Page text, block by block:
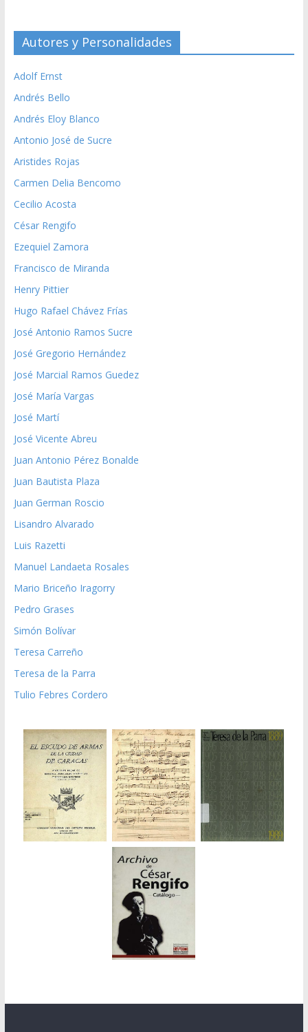
Autores y Personalidades
Adolf Ernst
Andrés Bello
Andrés Eloy Blanco
Antonio José de Sucre
Aristides Rojas
Carmen Delia Bencomo
Cecilio Acosta
César Rengifo
Ezequiel Zamora
Francisco de Miranda
Henry Pittier
Hugo Rafael Chávez Frías
José Antonio Ramos Sucre
José Gregorio Hernández
José Marcial Ramos Guedez
José María Vargas
José Martí
José Vicente Abreu
Juan Antonio Pérez Bonalde
Juan Bautista Plaza
Juan German Roscio
Lisandro Alvarado
Luis Razetti
Manuel Landaeta Rosales
Mario Briceño Iragorry
Pedro Grases
Simón Bolívar
Teresa Carreño
Teresa de la Parra
Tulio Febres Cordero